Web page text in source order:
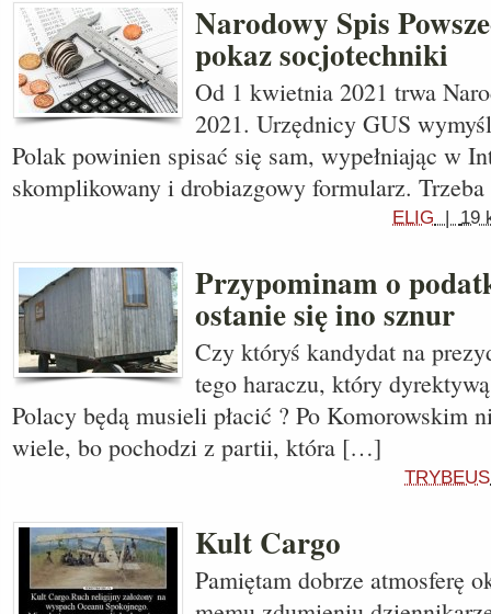
Narodowy Spis
pokaz socjotechniki
Od 1 kwietnia 2021 trwa
2021. Urzędnicy GUS
Polak powinien spisać się sam, wypełniając w
skomplikowany i drobiazgowy formularz.
ELIG | 19
Przypominam o
ostanie się ino sznur
Czy któryś kandydat na
tego haraczu, który
Polacy będą musieli płacić ? Po Komorowskim
wiele, bo pochodzi z partii, która […]
TRYBEUS
Kult Cargo
Pamiętam dobrze atmosferę